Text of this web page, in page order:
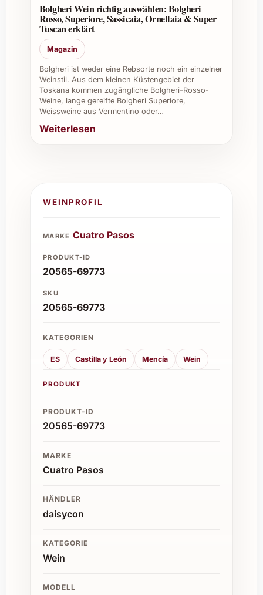
Bolgheri Wein richtig auswählen: Bolgheri
Rosso, Superiore, Sassicaia, Ornellaia & Super
Tuscan erklärt
Magazin
Bolgheri ist weder eine Rebsorte noch ein einzelner
Weinstil. Aus dem kleinen Küstengebiet der
Toskana kommen zugängliche Bolgheri-Rosso-
Weine, lange gereifte Bolgheri Superiore,
Weissweine aus Vermentino oder…
Weiterlesen
WEINPROFIL
MARKE Cuatro Pasos
PRODUKT-ID
20565-69773
SKU
20565-69773
KATEGORIEN
ES Castilla y León Mencía Wein
PRODUKT
PRODUKT-ID
20565-69773
MARKE
Cuatro Pasos
HÄNDLER
daisycon
KATEGORIE
Wein
MODELL